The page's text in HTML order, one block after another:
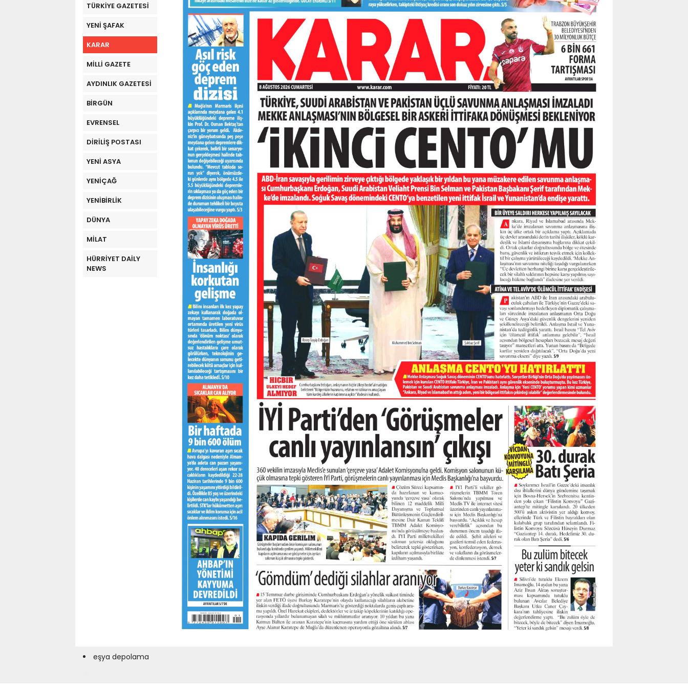
TÜRKİYE GAZETESİ
YENİ ŞAFAK
KARAR
MİLLİ GAZETE
AYDINLIK GAZETESİ
BİRGÜN
EVRENSEL
DİRİLİŞ POSTASI
YENİ ASYA
YENİÇAĞ
YENİBİRLİK
DÜNYA
MİLAT
HÜRRİYET DAİLY
NEWS
eşya depolama